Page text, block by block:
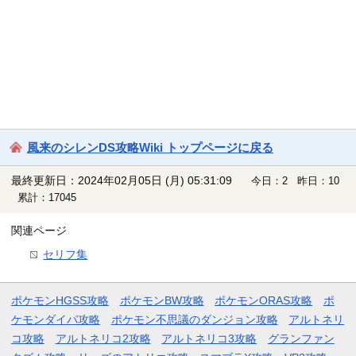
風来のシレンDS攻略Wiki トップページに戻る
最終更新日：2024年02月05日 (月) 05:31:09
今日：2 昨日：10
累計：17045
関連ページ
セリフ集
ポケモンHGSS攻略 ポケモンBW攻略 ポケモンORAS攻略
ポ
ケモンダイパ攻略
ポケモン不思議のダンジョン攻略
アルトネリ
コ攻略
アルトネリコ2攻略 アルトネリコ3攻略
グランファン